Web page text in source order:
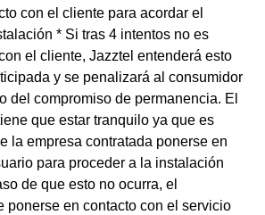
con el cliente para acordar el
* Si tras 4 intentos no es
el cliente, Jazztel entenderá esto
y se penalizará al consumidor
del compromiso de permanencia. El
que estar tranquilo ya que es
la empresa contratada ponerse en
para proceder a la instalación
de que esto no ocurra, el
ponerse en contacto con el servicio